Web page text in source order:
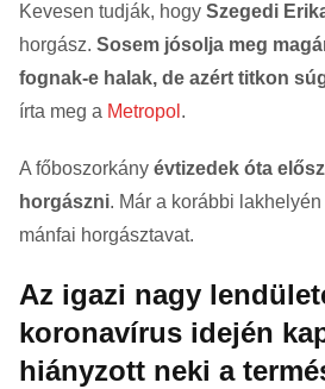
Kevesen tudják, hogy Szegedi
horgász. Sosem jósolja meg
fognak-e halak, de azért titkon
írta meg a Metropol .
A főboszorkány évtizedek óta
horgászni. Már a korábbi
mánfai horgásztavat.
Az igazi nagy
koronavírus idején
hiányzott neki a